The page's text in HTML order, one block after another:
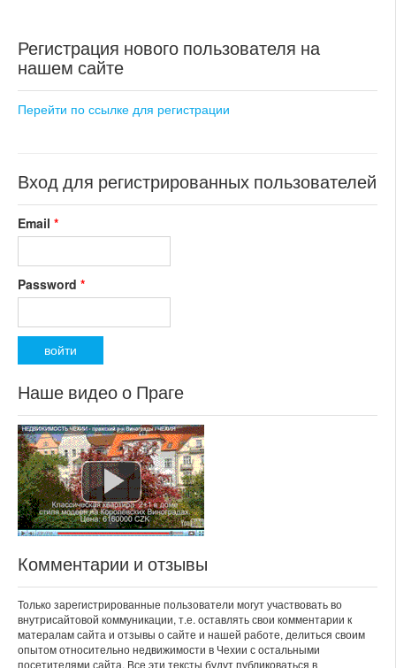
Регистрация нового пользователя на
нашем сайте
Перейти по ссылке для регистрации
Вход для регистрированных пользователей
Email *
Password *
Наше видео о Праге
Комментарии и отзывы
Только зарегистрированные пользователи могут участвовать во
внутрисайтовой коммуникации, т.е. оставлять свои комментарии к
матералам сайта и отзывы о сайте и нашей работе, делиться своим
опытом относительно недвижимости в Чехии с остальными
посетителями сайта. Все эти тексты будут публиковаться в